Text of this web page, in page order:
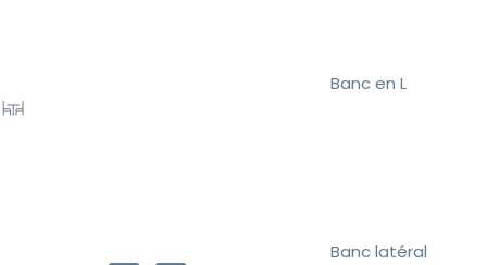
Banc en L
Banc latéral